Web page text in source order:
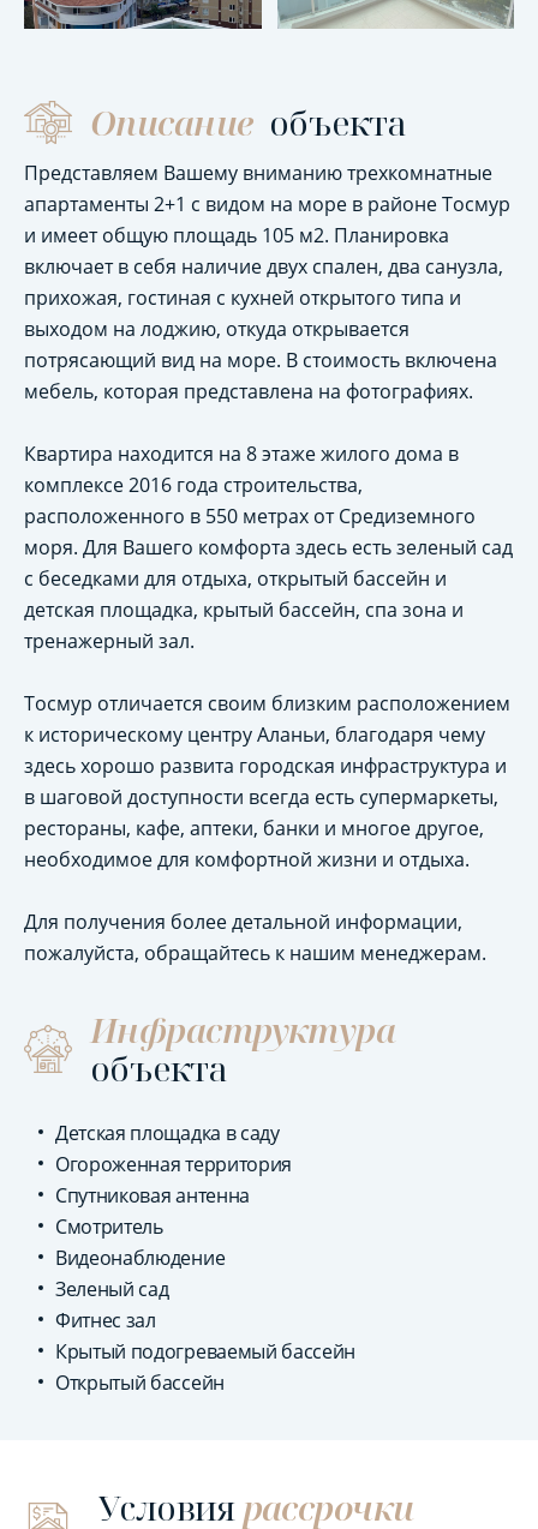
Описание объекта
Представляем Вашему вниманию трехкомнатные
апартаменты 2+1 с видом на море в районе Тосмур
и имеет общую площадь 105 м2. Планировка
включает в себя наличие двух спален, два санузла,
прихожая, гостиная с кухней открытого типа и
выходом на лоджию, откуда открывается
потрясающий вид на море. В стоимость включена
мебель, которая представлена на фотографиях.
Квартира находится на 8 этаже жилого дома в
комплексе 2016 года строительства,
расположенного в 550 метрах от Средиземного
моря. Для Вашего комфорта здесь есть зеленый сад
с беседками для отдыха, открытый бассейн и
детская площадка, крытый бассейн, спа зона и
тренажерный зал.
Тосмур отличается своим близким расположением
к историческому центру Аланьи, благодаря чему
здесь хорошо развита городская инфраструктура и
в шаговой доступности всегда есть супермаркеты,
рестораны, кафе, аптеки, банки и многое другое,
необходимое для комфортной жизни и отдыха.
Для получения более детальной информации,
пожалуйста, обращайтесь к нашим менеджерам.
Инфраструктура
объекта
Детская площадка в саду
Огороженная территория
Спутниковая антенна
Смотритель
Видеонаблюдение
Зеленый сад
Фитнес зал
Крытый подогреваемый бассейн
Открытый бассейн
Условиярассрочки